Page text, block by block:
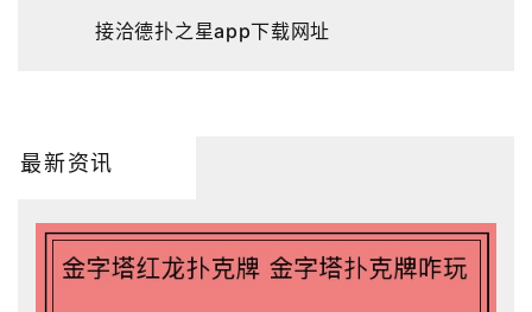
接洽德扑之星app下载网址
最新资讯